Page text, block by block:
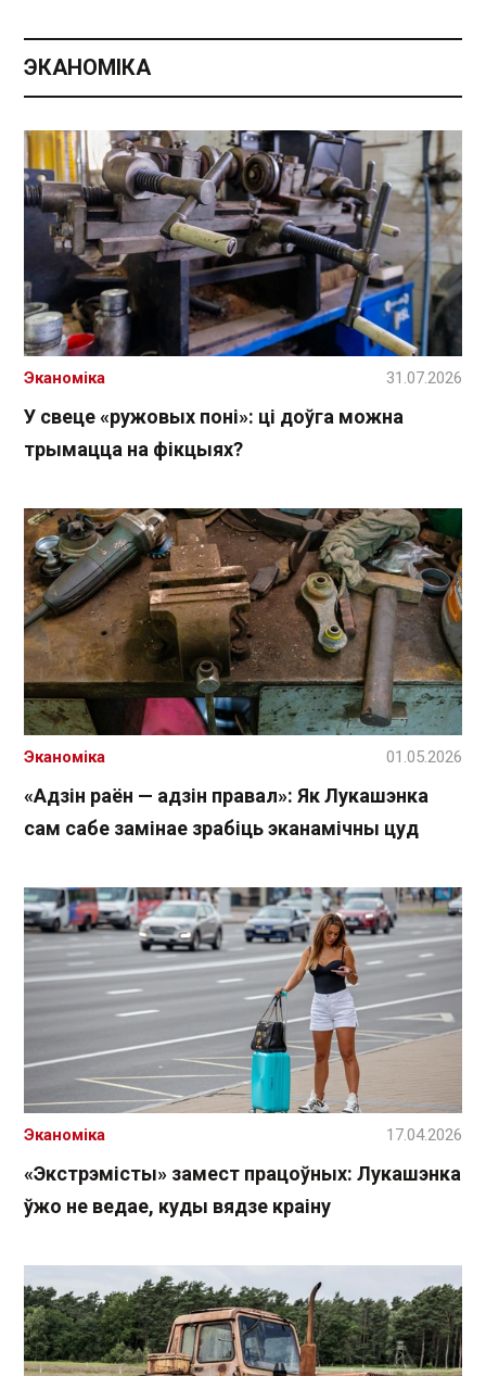
ЭКАНОМІКА
У свеце «ружовых поні»: ці доўга можна
трымацца на фікцыях?
Эканоміка 31.07.2026
«Адзін раён — адзін правал»: Як Лукашэнка
сам сабе замінае зрабіць эканамічны цуд
Эканоміка 01.05.2026
«Экстрэмісты» замест працоўных: Лукашэнка
ўжо не ведае, куды вядзе краіну
Эканоміка 17.04.2026